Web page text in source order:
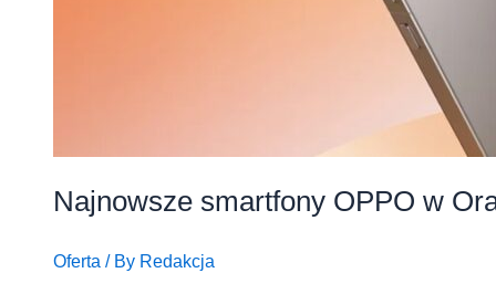
Najnowsze smartfony OPPO w
Oferta / By Redakcja